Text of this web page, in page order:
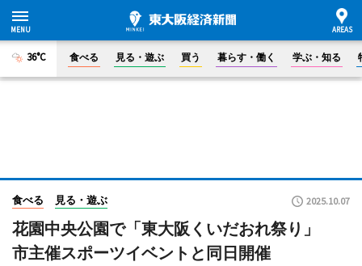
36°C 食べる 見る・遊ぶ 買う 暮らす・働く 学ぶ・知る
食べる 見る・遊ぶ 2025.10.07
花園中央公園で「東大阪くいだおれ祭り」
市主催スポーツイベントと同日開催